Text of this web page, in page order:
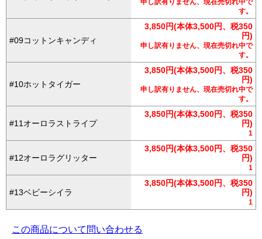
申し訳有りません、現在売切れ中で
す。
#09コットンキャンディ
3,850円(本体3,500円、税350
円)
申し訳有りません、現在売切れ中で
す。
#10ホットタイガー
3,850円(本体3,500円、税350
円)
申し訳有りません、現在売切れ中で
す。
#11オーロラストライプ
3,850円(本体3,500円、税350
円)
1
#12オーロラグリッター
3,850円(本体3,500円、税350
円)
1
#13ベビーシイラ
3,850円(本体3,500円、税350
円)
1
この商品について問い合わせる